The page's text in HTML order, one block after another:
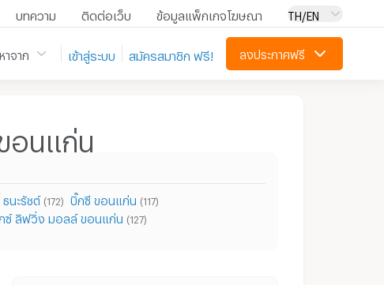
บทความ ติดต่อเว็บ ข้อมูลแพ็กเกจโฆษณา TH/EN
าจาก เข้าสู่ระบบ สมัครสมาชิก ฟรี! ลงประกาศฟรี
อนแก่น
นะรัชต์ (172) บิ๊กซี ขอนแก่น (117)
ซ์ ลิฟวิ่ง มอลล์ ขอนแก่น (127)